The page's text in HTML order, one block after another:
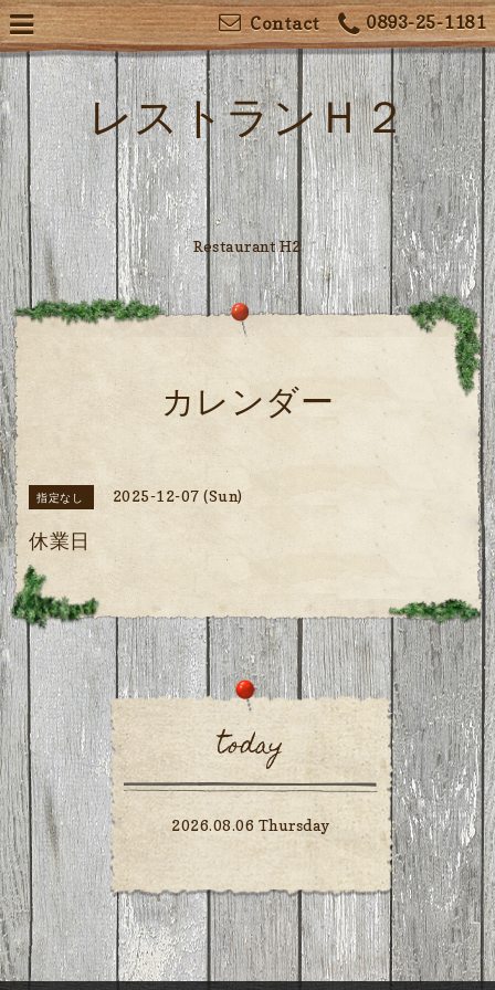
0893-25-1181
Contact
レストランＨ２
Restaurant H2
カレンダー
指定なし 2025-12-07 (Sun)
休業日
today
2026.08.06 Thursday